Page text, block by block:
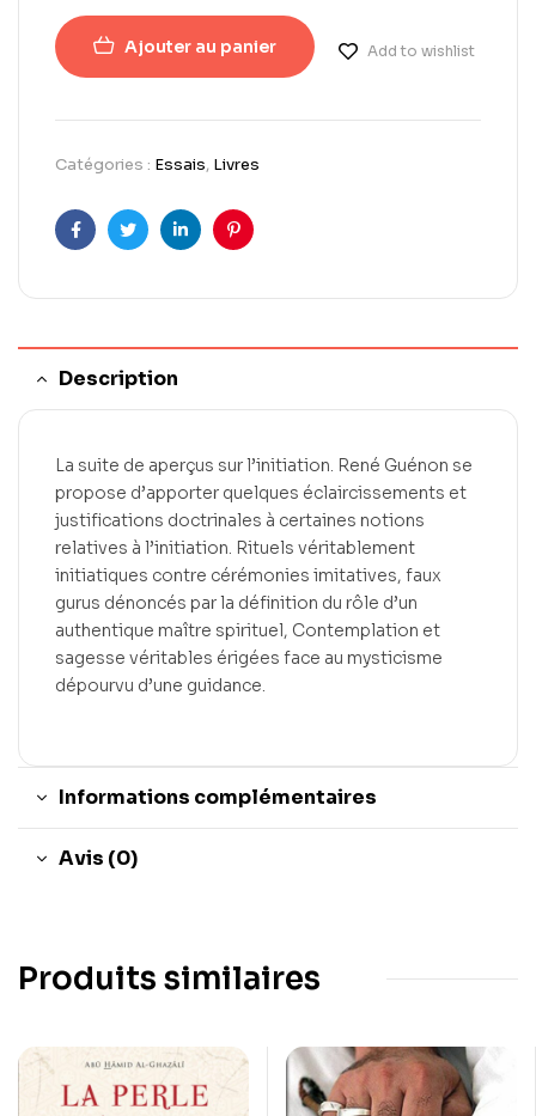
Ajouter au panier Add to wishlist
Catégories : Essais, Livres
FacebookTwitterLinkedInPinterest
Description
La suite de aperçus sur l’initiation. René Guénon se
propose d’apporter quelques éclaircissements et
justifications doctrinales à certaines notions
relatives à l’initiation. Rituels véritablement
initiatiques contre cérémonies imitatives, faux
gurus dénoncés par la définition du rôle d’un
authentique maître spirituel, Contemplation et
sagesse véritables érigées face au mysticisme
dépourvu d’une guidance.
Informations complémentaires
Avis (0)
Produits similaires